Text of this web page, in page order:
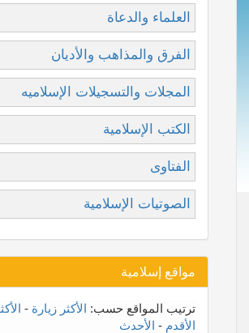
العلماء والدعاة
الفرق والمذاهب والأديان
المجلات والتسجيلات الإسلاميه
الكتب الإسلامية
الفتاوى
الصوتيات الإسلامية
مواقع إسلامية
ترتيب المواقع حسب:الأكثر زيارة-الأكثر
الأقدم-الأحدث